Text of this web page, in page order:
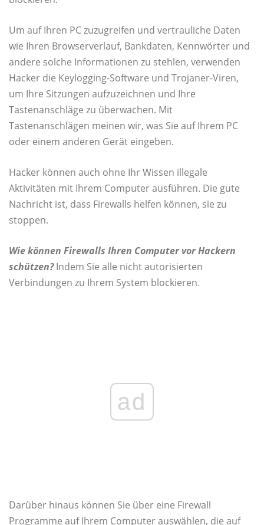
Um auf Ihren PC zuzugreifen und vertrauliche Daten
wie Ihren Browserverlauf, Bankdaten, Kennwörter und
andere solche Informationen zu stehlen, verwenden
Hacker die Keylogging-Software und Trojaner-Viren,
um Ihre Sitzungen aufzuzeichnen und Ihre
Tastenanschläge zu überwachen. Mit
Tastenanschlägen meinen wir, was Sie auf Ihrem PC
oder einem anderen Gerät eingeben.
Hacker können auch ohne Ihr Wissen illegale
Aktivitäten mit Ihrem Computer ausführen. Die gute
Nachricht ist, dass Firewalls helfen können, sie zu
stoppen.
Wie können Firewalls Ihren Computer vor Hackern
schützen? Indem Sie alle nicht autorisierten
Verbindungen zu Ihrem System blockieren.
ad
Darüber hinaus können Sie über eine Firewall
Programme auf Ihrem Computer auswählen, die auf